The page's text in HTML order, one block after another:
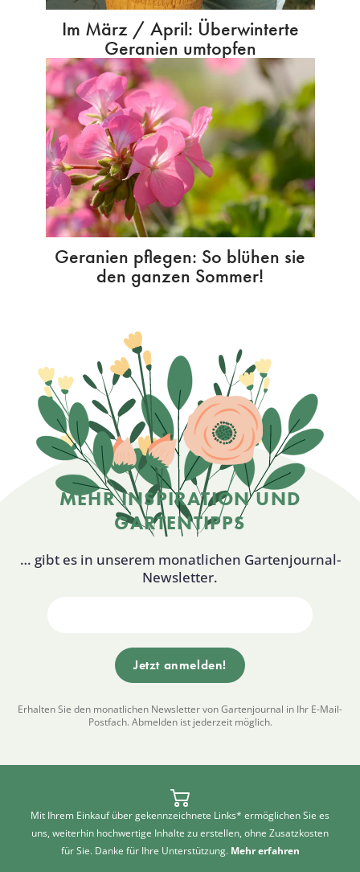
Im März / April: Überwinterte
Geranien umtopfen
Geranien pflegen: So blühen sie
den ganzen Sommer!
MEHR INSPIRATION UND
GARTENTIPPS
… gibt es in unserem monatlichen Gartenjournal-
Newsletter.
Erhalten Sie den monatlichen Newsletter von Gartenjournal in Ihr E-Mail-
Postfach. Abmelden ist jederzeit möglich.
Mit Ihrem Einkauf über gekennzeichnete Links* ermöglichen Sie es
uns, weiterhin hochwertige Inhalte zu erstellen, ohne Zusatzkosten
für Sie. Danke für Ihre Unterstützung. Mehr erfahren